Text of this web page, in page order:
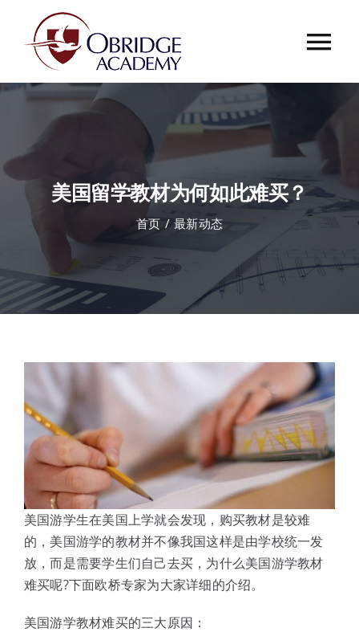
首页
欧桥介绍
课程中心
合作伙伴
体验中心
美国留学教材为何如此难买？
首页 最新动态
美国游学生在美国上学就会发现，购买教材是较难
的，美国游学的教材并不像我国这样是由学校统一发
放，而是需要学生们自己去买，为什么美国游学教材
难买呢?下面欧桥专家为大家详细的介绍。
美国游学教材难买的三大原因：